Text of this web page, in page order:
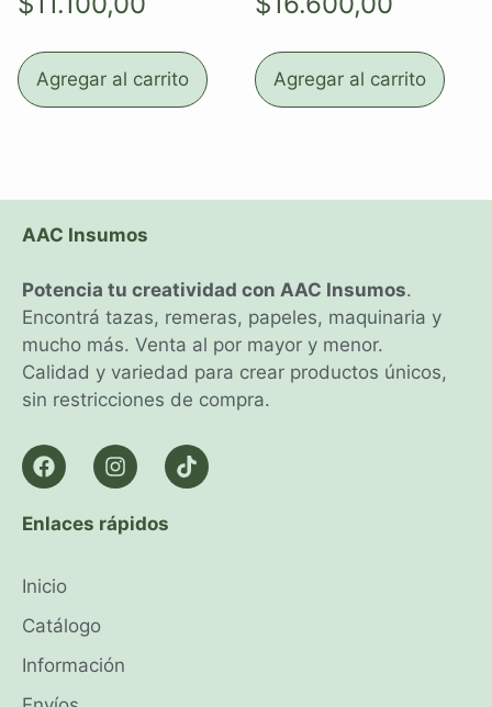
Agregar al carrito Agregar al carrito
AAC Insumos
Potencia tu creatividad con AAC Insumos.
Encontrá tazas, remeras, papeles, maquinaria y
mucho más. Venta al por mayor y menor.
Calidad y variedad para crear productos únicos,
sin restricciones de compra.
Enlaces rápidos
Inicio
Catálogo
Información